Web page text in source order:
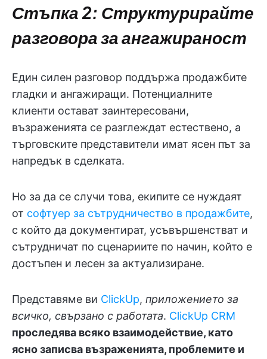
Стъпка 2: Структурирайте
разговора за ангажираност
Един силен разговор поддържа продажбите
гладки и ангажиращи. Потенциалните
клиенти остават заинтересовани,
възраженията се разглеждат естествено, а
търговските представители имат ясен път за
напредък в сделката.
Но за да се случи това, екипите се нуждаят
от софтуер за сътрудничество в продажбите,
с който да документират, усъвършенстват и
сътрудничат по сценариите по начин, който е
достъпен и лесен за актуализиране.
Представяме ви ClickUp, приложението за
всичко, свързано с работата. ClickUp CRM
проследява всяко взаимодействие, като
ясно записва възраженията, проблемите и